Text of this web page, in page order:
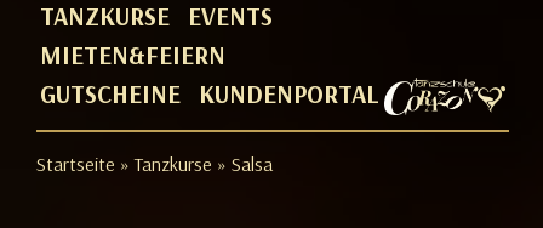
TANZKURSE
EVENTS
MIETEN&FEIERN
GUTSCHEINE
KUNDENPORTAL
Startseite »Tanzkurse » Salsa